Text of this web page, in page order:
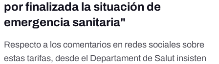
por finalizada la situación de
emergencia sanitaria"
Respecto a los comentarios en redes sociales sobre
estas tarifas, desde el Departament de Salut insisten